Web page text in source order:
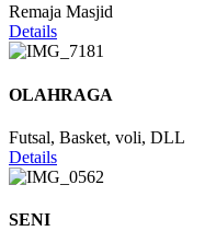
Remaja Masjid
Details
OLAHRAGA
Futsal, Basket, voli, DLL
Details
SENI